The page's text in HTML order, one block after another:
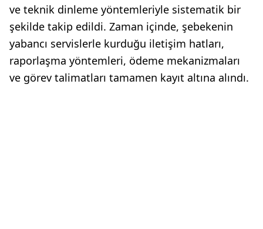
ve teknik dinleme yöntemleriyle sistematik bir
şekilde takip edildi. Zaman içinde, şebekenin
yabancı servislerle kurduğu iletişim hatları,
raporlaşma yöntemleri, ödeme mekanizmaları
ve görev talimatları tamamen kayıt altına alındı.